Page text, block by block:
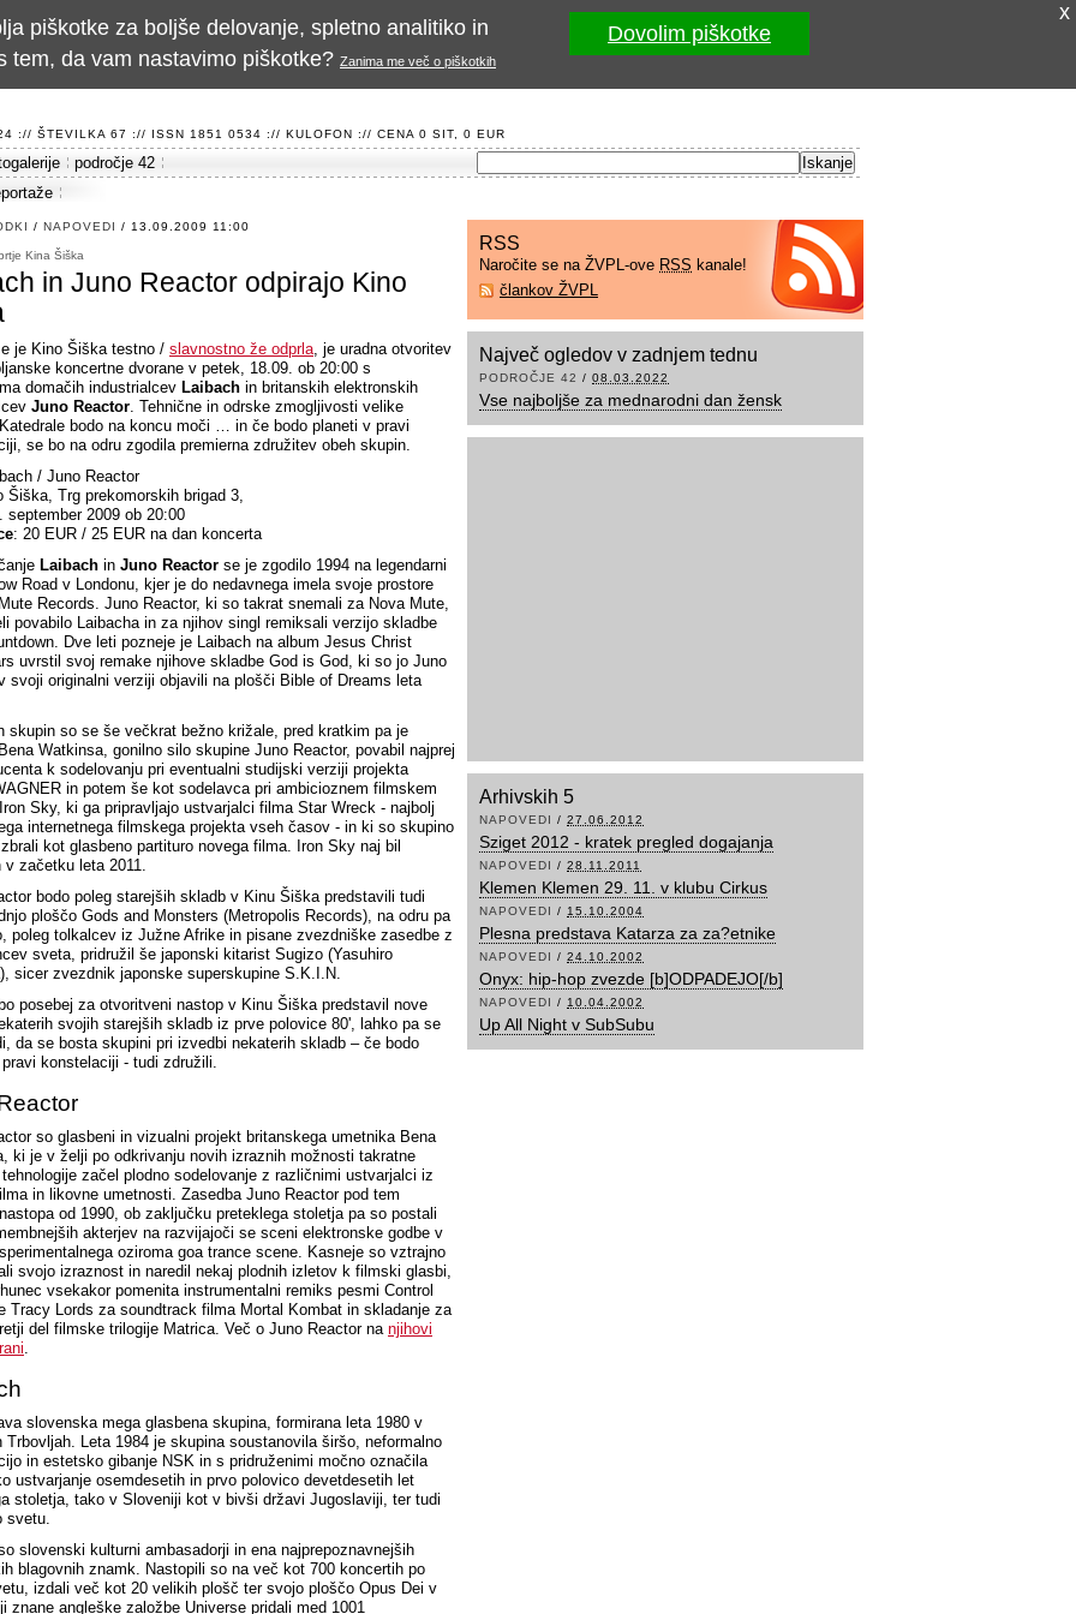
:// ŠTEVILKA 67 :// ISSN 1851 0534 :// KULOFON :// CENA 0 SIT, 0 EUR
področje 42
/ NAPOVEDI / 13.09.2009 11:00
Kina Šiška
in Juno Reactor odpirajo Kino
je Kino Šiška testno / slavnostno že odprla, je uradna otvoritev
koncertne dvorane v petek, 18.09. ob 20:00 s
domačih industrialcev Laibach in britanskih elektronskih
Juno Reactor. Tehnične in odrske zmogljivosti velike
bodo na koncu moči … in če bodo planeti v pravi
se bo na odru zgodila premierna združitev obeh skupin.
/ Juno Reactor
Šiška, Trg prekomorskih brigad 3,
september 2009 ob 20:00
: 20 EUR / 25 EUR na dan koncerta
Laibach in Juno Reactor se je zgodilo 1994 na legendarni
Road v Londonu, kjer je do nedavnega imela svoje prostore
Records. Juno Reactor, ki so takrat snemali za Nova Mute,
povabilo Laibacha in za njihov singl remiksali verzijo skladbe
Dve leti pozneje je Laibach na album Jesus Christ
uvrstil svoj remake njihove skladbe God is God, ki so jo Juno
svoji originalni verziji objavili na plošči Bible of Dreams leta
skupin so se še večkrat bežno križale, pred kratkim pa je
Watkinsa, gonilno silo skupine Juno Reactor, povabil najprej
k sodelovanju pri eventualni studijski verziji projekta
in potem še kot sodelavca pri ambicioznem filmskem
Sky, ki ga pripravljajo ustvarjalci filma Star Wreck - najbolj
internetnega filmskega projekta vseh časov - in ki so skupino
kot glasbeno partituro novega filma. Iron Sky naj bil
v začetku leta 2011.
bodo poleg starejših skladb v Kinu Šiška predstavili tudi
ploščo Gods and Monsters (Metropolis Records), na odru pa
poleg tolkalcev iz Južne Afrike in pisane zvezdniške zasedbe z
sveta, pridružil še japonski kitarist Sugizo (Yasuhiro
sicer zvezdnik japonske superskupine S.K.I.N.
posebej za otvoritveni nastop v Kinu Šiška predstavil nove
svojih starejših skladb iz prve polovice 80', lahko pa se
da se bosta skupini pri izvedbi nekaterih skladb – če bodo
konstelaciji - tudi združili.
so glasbeni in vizualni projekt britanskega umetnika Bena
ki je v želji po odkrivanju novih izraznih možnosti takratne
začel plodno sodelovanje z različnimi ustvarjalci iz
in likovne umetnosti. Zasedba Juno Reactor pod tem
od 1990, ob zaključku preteklega stoletja pa so postali
akterjev na razvijajoči se sceni elektronske godbe v
oziroma goa trance scene. Kasneje so vztrajno
svojo izraznost in naredil nekaj plodnih izletov k filmski glasbi,
vsekakor pomenita instrumentalni remiks pesmi Control
Tracy Lords za soundtrack filma Mortal Kombat in skladanje za
del filmske trilogije Matrica. Več o Juno Reactor na njihovi
.
slovenska mega glasbena skupina, formirana leta 1980 v
Trbovljah. Leta 1984 je skupina soustanovila širšo, neformalno
in estetsko gibanje NSK in s pridruženimi močno označila
ustvarjanje osemdesetih in prvo polovico devetdesetih let
stoletja, tako v Sloveniji kot v bivši državi Jugoslaviji, ter tudi
svetu.
slovenski kulturni ambasadorji in ena najprepoznavnejših
blagovnih znamk. Nastopili so na več kot 700 koncertih po
izdali več kot 20 velikih plošč ter svojo ploščo Opus Dei v
znane angleške založbe Universe pridali med 1001
RSS
Naročite se na ŽVPL-ove RSS kanale!
člankov ŽVPL
Največ ogledov v zadnjem tednu
PODROČJE 42 / 08.03.2022
Vse najboljše za mednarodni dan žensk
Arhivskih 5
NAPOVEDI / 27.06.2012
Sziget 2012 - kratek pregled dogajanja
NAPOVEDI / 28.11.2011
Klemen Klemen 29. 11. v klubu Cirkus
NAPOVEDI / 15.10.2004
Plesna predstava Katarza za za?etnike
NAPOVEDI / 24.10.2002
Onyx: hip-hop zvezde [b]ODPADEJO[/b]
NAPOVEDI / 10.04.2002
Up All Night v SubSubu
x
piškotke za boljše delovanje, spletno analitiko in
tem, da vam nastavimo piškotke? Zanima me več o piškotkih
Dovolim piškotke